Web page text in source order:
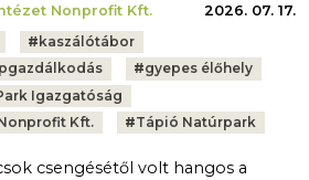
Nonprofit Kft.
2026. 07. 17.
# kaszálótábor
#gyepes élőhely
Igazgatóság
Kft. #Tápió Natúrpark
csengésétől volt hangos a